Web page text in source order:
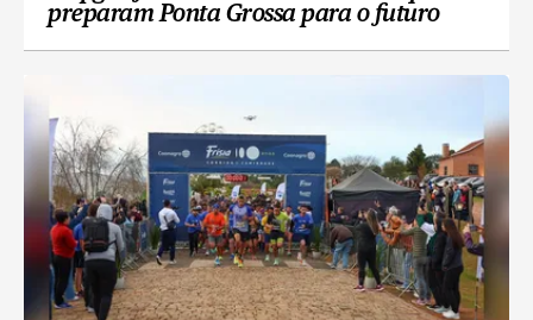
preparam Ponta Grossa para o futuro